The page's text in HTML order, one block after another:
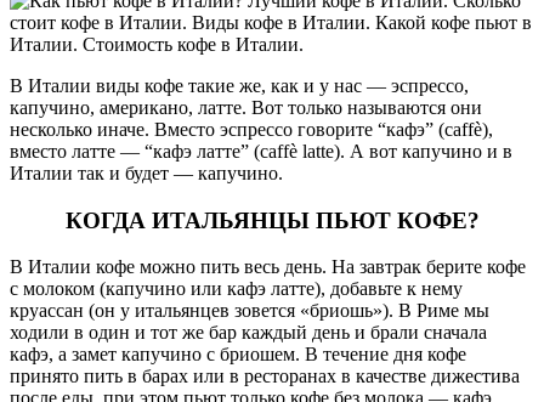
В Италии виды кофе такие же, как и у нас — эспрессо,
капучино, американо, латте. Вот только называются они
несколько иначе. Вместо эспрессо говорите “кафэ” (caffè),
вместо латте — “кафэ латте” (caffè latte). А вот капучино и в
Италии так и будет — капучино.
КОГДА ИТАЛЬЯНЦЫ ПЬЮТ КОФЕ?
В Италии кофе можно пить весь день. На завтрак берите кофе
с молоком (капучино или кафэ латте), добавьте к нему
круассан (он у итальянцев зовется «бриошь»). В Риме мы
ходили в один и тот же бар каждый день и брали сначала
кафэ, а замет капучино с бриошем. В течение дня кофе
принято пить в барах или в ресторанах в качестве дижестива